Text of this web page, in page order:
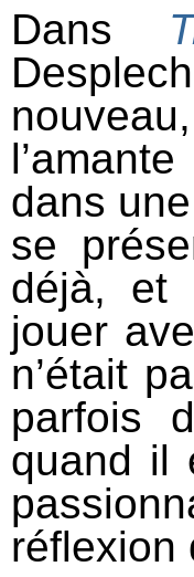
Dans
dans
se
déjà, et
jouer
n’était
parfois
quand il
réflexion